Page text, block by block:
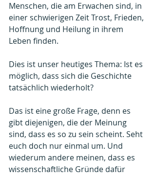
Menschen, die am Erwachen sind, in
einer schwierigen Zeit Trost, Frieden,
Hoffnung und Heilung in ihrem
Leben finden.
Dies ist unser heutiges Thema: Ist es
möglich, dass sich die Geschichte
tatsächlich wiederholt?
Das ist eine große Frage, denn es
gibt diejenigen, die der Meinung
sind, dass es so zu sein scheint. Seht
euch doch nur einmal um. Und
wiederum andere meinen, dass es
wissenschaftliche Gründe dafür